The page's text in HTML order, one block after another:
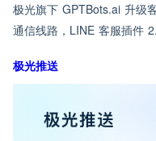
极光旗下 GPTBots.ai 升级
通信线路，LINE 客服插件
极光推送